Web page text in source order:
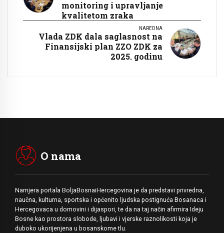
monitoring i upravljanje
kvalitetom zraka
NAREDNA
Vlada ZDK dala saglasnost na
Finansijski plan ZZO ZDK za
2025. godinu
O nama
Namjera portala BoljaBosnaiHercegovina je da predstavi privredna,
naučna, kulturna, sportska i općenito ljudska postignuća Bosanaca i
Hercegovaca u domovini i dijaspori, te da na taj način afirmira Ideju
Bosne kao prostora slobode, ljubavi i vjerske raznolikosti koja je
duboko ukorijenjena u bosanskome tlu.